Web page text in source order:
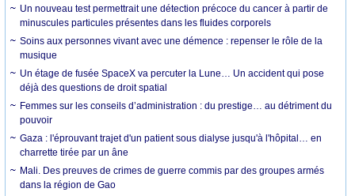
Un nouveau test permettrait une détection précoce du cancer à partir de
minuscules particules présentes dans les fluides corporels
Soins aux personnes vivant avec une démence : repenser le rôle de la
musique
Un étage de fusée SpaceX va percuter la Lune… Un accident qui pose
déjà des questions de droit spatial
Femmes sur les conseils d’administration : du prestige… au détriment du
pouvoir
Gaza : l'éprouvant trajet d'un patient sous dialyse jusqu'à l'hôpital… en
charrette tirée par un âne
Mali. Des preuves de crimes de guerre commis par des groupes armés
dans la région de Gao